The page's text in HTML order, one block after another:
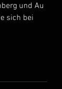
und Au
sich bei